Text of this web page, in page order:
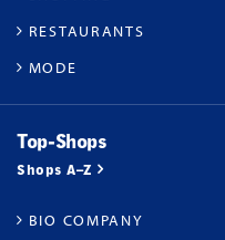
RESTAURANTS
MODE
Top-Shops
Shops A–Z
BIO COMPANY